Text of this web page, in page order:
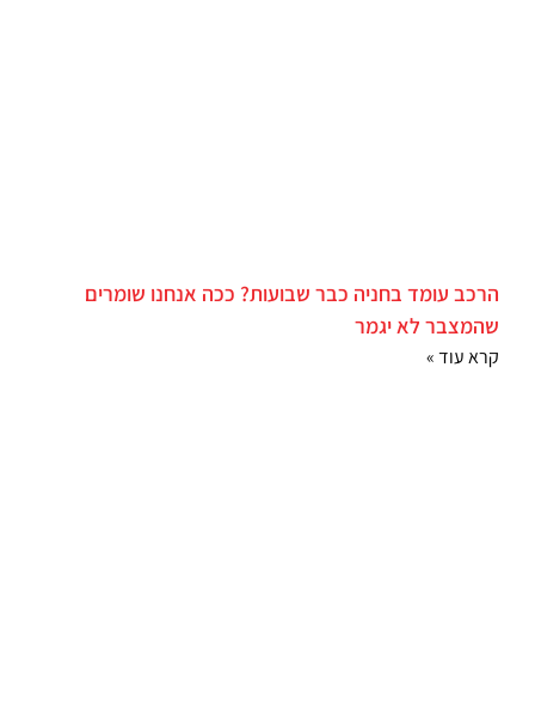
הרכב עומד בחניה כבר שבועות? ככה אנחנו שומרים
שהמצבר לא יגמר
קרא עוד »